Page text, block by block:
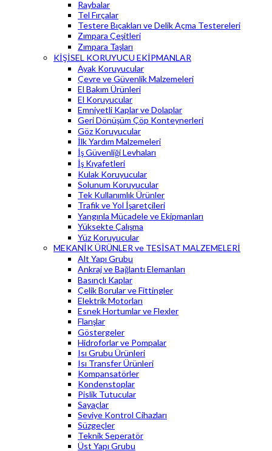
Raybalar
Tel Fırçalar
Testere Bıçakları ve Delik Açma Testereleri
Zımpara Çeşitleri
Zımpara Taşları
KİŞİSEL KORUYUCU EKİPMANLAR
Ayak Koruyucular
Çevre ve Güvenlik Malzemeleri
El Bakım Ürünleri
El Koruyucular
Emniyetli Kaplar ve Dolaplar
Geri Dönüşüm Çöp Konteynerleri
Göz Koruyucular
İlk Yardım Malzemeleri
İş Güvenliği Levhaları
İş Kıyafetleri
Kulak Koruyucular
Solunum Koruyucular
Tek Kullanımlık Ürünler
Trafik ve Yol İşaretçileri
Yangınla Mücadele ve Ekipmanları
Yüksekte Çalışma
Yüz Koruyucular
MEKANİK ÜRÜNLER ve TESİSAT MALZEMELERİ
Alt Yapı Grubu
Ankraj ve Bağlantı Elemanları
Basınçlı Kaplar
Çelik Borular ve Fittingler
Elektrik Motorları
Esnek Hortumlar ve Flexler
Flanşlar
Göstergeler
Hidroforlar ve Pompalar
Isı Grubu Ürünleri
Isı Transfer Ürünleri
Kompansatörler
Kondenstoplar
Pislik Tutucular
Sayaçlar
Seviye Kontrol Cihazları
Süzgeçler
Teknik Seperatör
Üst Yapı Grubu